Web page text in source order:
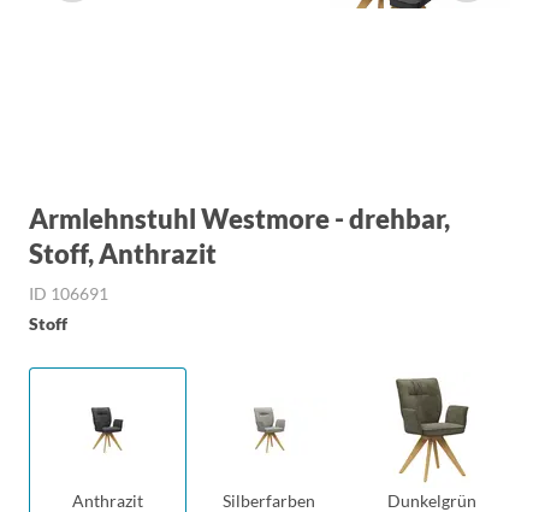
Armlehnstuhl Westmore - drehbar,
Stoff, Anthrazit
ID 106691
Stoff
Anthrazit Silberfarben Dunkelgrün